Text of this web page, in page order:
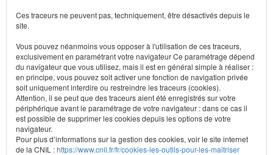
Ces traceurs ne peuvent pas, techniquement, être désactivés depuis le
site.
Vous pouvez néanmoins vous opposer à l'utilisation de ces traceurs,
exclusivement en paramétrant votre navigateur Ce paramétrage dépend
du navigateur que vous utilisez, mais il est en général simple à réaliser :
en principe, vous pouvez soit activer une fonction de navigation privée
soit uniquement interdire ou restreindre les traceurs (cookies).
Attention, il se peut que des traceurs aient été enregistrés sur votre
périphérique avant le paramétrage de votre navigateur : dans ce cas il
est possible de supprimer les cookies depuis les options de votre
navigateur.
Pour plus d’informations sur la gestion des cookies, voir le site internet
de la CNIL :https://www.cnil.fr/fr/cookies-les-outils-pour-les-maitriser